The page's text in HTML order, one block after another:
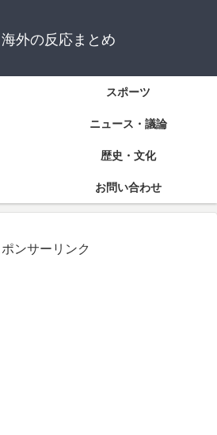
外の反応まとめ
スポーツ
ニュース・議論
歴史・文化
お問い合わせ
ポンサーリンク